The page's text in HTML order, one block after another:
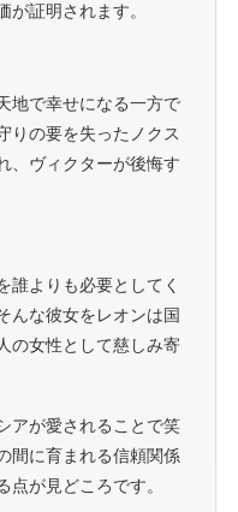
が証明されます。
地で幸せになる一方で
りの要を失ったノクス
、ヴィクターが後悔す
誰よりも必要としてく
んな彼女をレオンは国
の女性として慈しみ寄
アが愛されることで笑
間に育まれる信頼関係
点が見どころです。